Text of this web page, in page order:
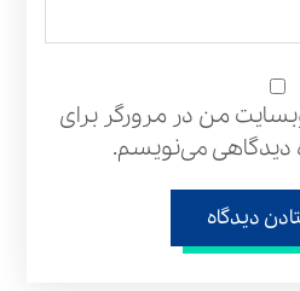
من در مرورگر برای
دیدگاهی می‌نویسم.
دیدگاه